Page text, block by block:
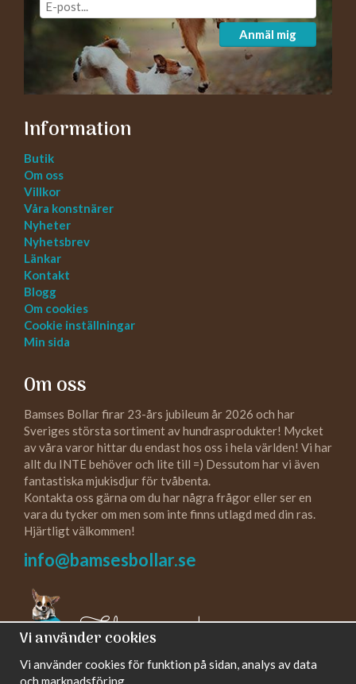
Anmäl mig
Information
Butik
Om oss
Villkor
Våra konstnärer
Nyheter
Nyhetsbrev
Länkar
Kontakt
Blogg
Om cookies
Cookie inställningar
Min sida
Om oss
Bamses Bollar firar 23-års jubileum år 2026 och har
Sveriges största sortiment av hundrasprodukter! Mycket
av våra varor hittar du endast hos oss i hela världen! Vi har
allt du INTE behöver och lite till =) Dessutom har vi även
fantastiska mjukisdjur för tvåbenta.
Kontakta oss gärna om du har några frågor eller ser en
vara du tycker om men som inte finns utlagd med din ras.
Hjärtligt välkommen!
info@bamsesbollar.se
Följ oss gärna!
Vi använder cookies
Vi använder cookies för funktion på sidan, analys av data
och marknadsföring.